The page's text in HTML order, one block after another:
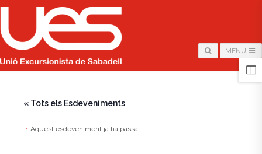
MENU
« Tots els Esdeveniments
Aquest esdeveniment ja ha passat.